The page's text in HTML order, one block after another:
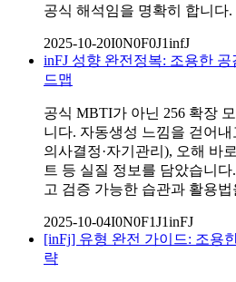
공식 해석임을 명확히 합니다.
2025-10-20I0N0F0J1infJ
inFJ 성향 완전정복: 조용한
드맵
공식 MBTI가 아닌 256 확장
니다. 자동생성 느낌을 걷어내
의사결정·자기관리), 오해 바
트 등 실질 정보를 담았습니
고 검증 가능한 습관과 활용
2025-10-04I0N0F1J1inFJ
[inFj] 유형 완전 가이드: 조용
략